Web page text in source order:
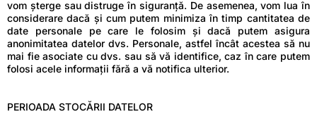
vom șterge sau distruge în siguranță. De asemenea, vom lua în
considerare dacă și cum putem minimiza în timp cantitatea de
date personale pe care le folosim și dacă putem asigura
anonimitatea datelor dvs. Personale, astfel încât acestea să nu
mai fie asociate cu dvs. sau să vă identifice, caz în care putem
folosi acele informații fără a vă notifica ulterior.
PERIOADA STOCĂRII DATELOR